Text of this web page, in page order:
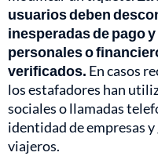
usuarios deben
inesperadas de pago
personales o
verificados. En casos
los estafadores han
sociales o llamadas
identidad de empresas
viajeros.